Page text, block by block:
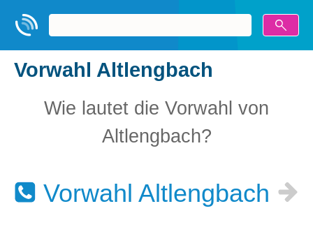
Vorwahl Altlengbach
Wie lautet die Vorwahl von
Altlengbach?
Vorwahl Altlengbach